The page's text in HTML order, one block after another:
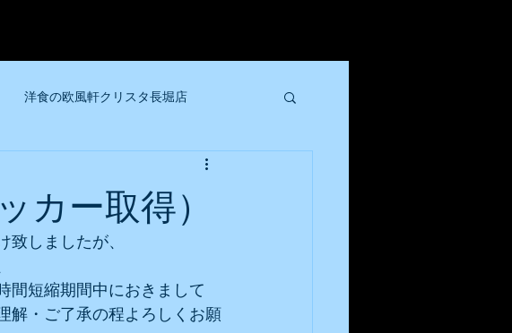
洋食の欧風軒クリスタ長堀店
ォーク店 大阪トンテキ西中島店
カー取得）
しましたが、
間短縮期間中におきまして
解・ご了承の程よろしくお願